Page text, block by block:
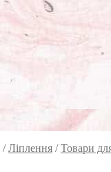
/Ліплення /Товари